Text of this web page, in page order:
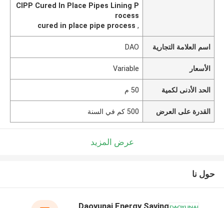
CIPP Cured In Place Pipes Lining P
rocess
,
cured in place pipe process
اسم العلامة التجارية DAO
الأسعار Variable
الحد الأدنى لكمية 50 م
القدرة على العرض 500 كم في السنة
عرض المزيد
حول نا